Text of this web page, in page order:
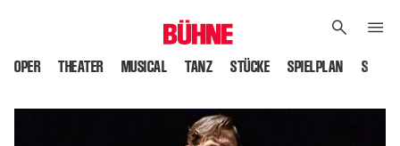
OPER THEATER MUSICAL TANZ STÜCKE SPIELPLAN